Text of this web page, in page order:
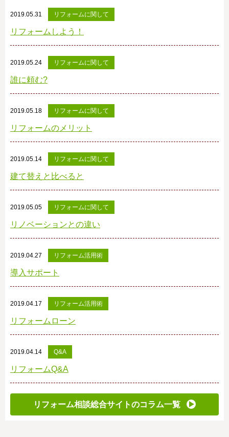
2019.05.31 リフォームに関して
リフォームしよう！
2019.05.24 リフォームに関して
誰に頼む?
2019.05.18 リフォームに関して
リフォームのメリット
2019.05.14 リフォームに関して
建て替えと比べると
2019.05.05 リフォームに関して
リノベーションとの違い
2019.04.27 リフォーム活用術
導入サポート
2019.04.17 リフォーム活用術
リフォームローン
2019.04.14 Q&A
リフォームQ&A
リフォーム相談総合サイトのコラム一覧